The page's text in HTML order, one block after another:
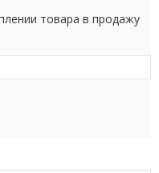
товара в продажу